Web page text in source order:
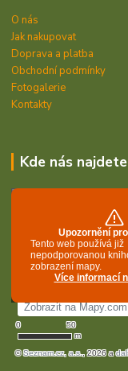
O nás
Jak nakupovat
Doprava a platba
Obchodní podmínky
Fotogalerie
Kontakty
Kde nás najdete